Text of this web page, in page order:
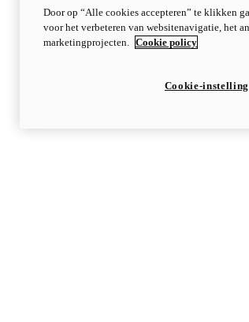
Door op “Alle cookies accepteren” te klikken
voor het verbeteren van websitenavigatie, het
marketingprojecten. Cookie policy
Cookie-